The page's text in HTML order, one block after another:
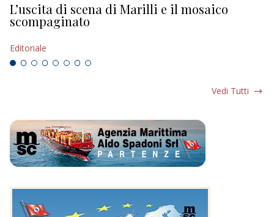
L’uscita di scena di Marilli e il mosaico
scompaginato
Editoriale
Vedi Tutti